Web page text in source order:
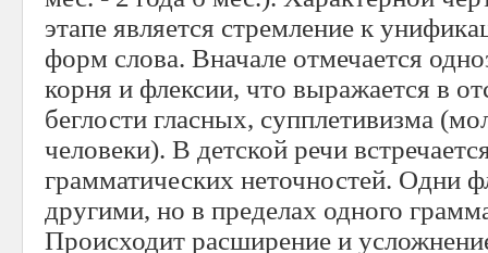
этапе является стремление к
форм слова. Вначале отмечается
корня и флексии, что выражается в
беглости гласных, супплетивизма
человеки). В детской речи
грамматических неточностей. Одни
другими, но в пределах одного
Происходит расширение и